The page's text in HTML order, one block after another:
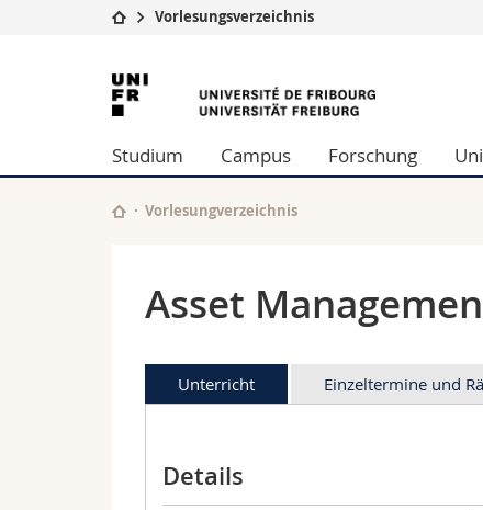
Universität
Studium
Forschung
Universität
Weiterbildung
Wirtschafts-
Vorlesungsverzeichnis
Universität
Freiburg
Studium Campus Forschung
Vorlesungverzeichnis
Asset
Unterricht Einzeltermine und
Details